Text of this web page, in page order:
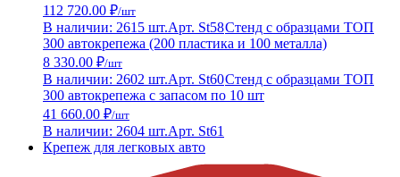
112 720.00 ₽/шт
В наличии: 2615 шт.Арт. St58Стенд с образцами ТОП
300 автокрепежа (200 пластика и 100 металла)
8 330.00 ₽/шт
В наличии: 2602 шт.Арт. St60Стенд с образцами ТОП
300 автокрепежа с запасом по 10 шт
41 660.00 ₽/шт
В наличии: 2604 шт.Арт. St61
Крепеж для легковых авто